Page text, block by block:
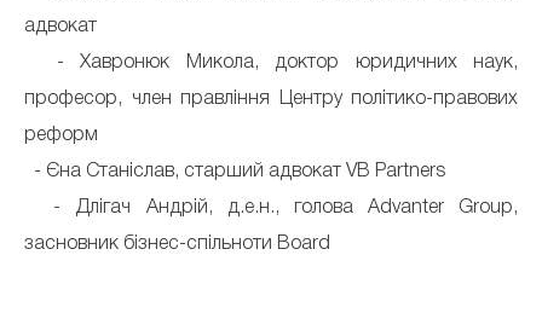
адвокат
- Хавронюк Микола, доктор юридичних наук,
професор, член правління Центру політико-правових
реформ
- Єна Станіслав, старший адвокат VB Partners
- Длігач Андрій, д.е.н., голова Advanter Group,
засновник бізнес-спільноти Board